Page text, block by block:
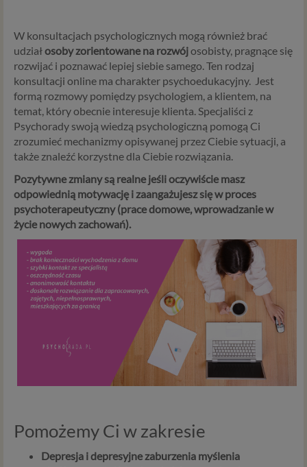
W konsultacjach psychologicznych mogą również brać
udziałosoby zorientowane na rozwójosobisty, pragnące się
rozwijać i poznawać lepiej siebie samego. Ten rodzaj
konsultacji online ma charakter psychoedukacyjny. Jest
formą rozmowy pomiędzy psychologiem, a klientem, na
temat, który obecnie interesuje klienta. Specjaliści z
Psychorady swoją wiedzą psychologiczną pomogą Ci
zrozumieć mechanizmy opisywanej przez Ciebie sytuacji, a
także znaleźć korzystne dla Ciebie rozwiązania.
Pozytywne zmiany są realne jeśli oczywiście masz
odpowiednią motywację i zaangażujesz się w proces
psychoterapeutyczny (prace domowe, wprowadzanie w
życie nowych zachowań).
Pomożemy Ci w zakresie
Depresja i depresyjne zaburzenia myślenia